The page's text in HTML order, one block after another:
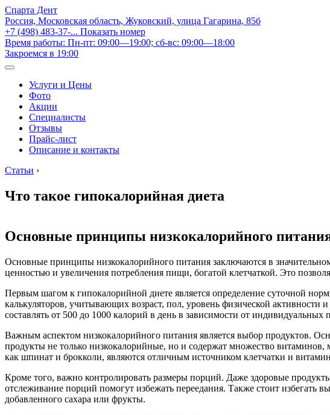
Спарта Дент
Россия, Московская область, Жуковский, улица Гагарина, 85б
+7 (498) 483-37-... Показать номер
Время работы: Пн-пт: 09:00—19:00; сб-вс: 09:00—18:00
Закроемся в 19:00
Услуги и Цены
Фото
Акции
Специалисты
Отзывы
Прайс-лист
Описание и контакты
Статьи ›
Что такое гипокалорийная диета
Основные принципы низкокалорийного
Основные принципы низкокалорийного питания заключаются в
ценностью и увеличения потребления пищи, богатой клетчаткой. Это
Первым шагом к гипокалорийной диете является определение суточной
калькуляторов, учитывающих возраст, пол, уровень физической
составлять от 500 до 1000 калорий в день в зависимости от индивидуальных
Важным аспектом низкокалорийного питания является выбор продуктов.
продукты не только низкокалорийные, но и содержат множество
как шпинат и брокколи, являются отличным источником клетчатки и
Кроме того, важно контролировать размеры порций. Даже здоровые
отслеживание порций помогут избежать переедания. Также стоит избегать
добавленного сахара или фрукты.